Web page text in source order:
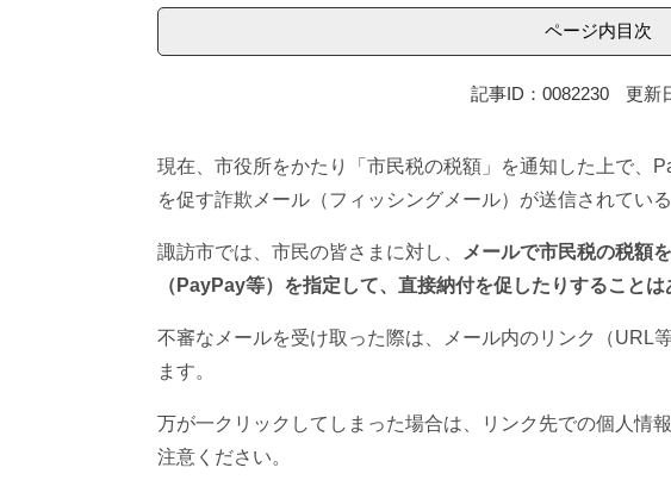
ページ内目次
記事ID：0082230 更新
現在、市役所をかたり「市民税の税額」を通知した上で、
を促す詐欺メール（フィッシングメール）が送信されてい
諏訪市では、市民の皆さまに対し、
メールで市民税の税額
（PayPay等）を指定して、直接納付を促したりすることは
不審なメールを受け取った際は、メール内のリンク（URL
ます。
万が一クリックしてしまった場合は、リンク先での個人情
注意ください。